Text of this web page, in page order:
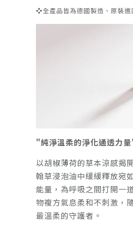
❖全產品皆為德國製造、原裝進
"純淨溫柔的淨化通透力
以胡椒薄荷的草本涼感揭
翰草浸泡油中緩緩釋放宛
能量，為呼吸之間打開一
物複方氣息柔和不刺激，
最溫柔的守護者。